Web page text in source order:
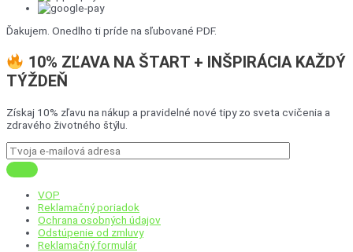
Ďakujem. Onedlho ti príde na sľubované PDF.
10% ZĽAVA NA ŠTART + INŠPIRÁCIA KAŽDÝ
TÝŽDEŇ
Získaj 10% zľavu na nákup a pravidelné nové tipy zo sveta cvičenia a
zdravého životného štýlu.
VOP
Reklamačný poriadok
Ochrana osobných údajov
Odstúpenie od zmluvy
Reklamačný formulár